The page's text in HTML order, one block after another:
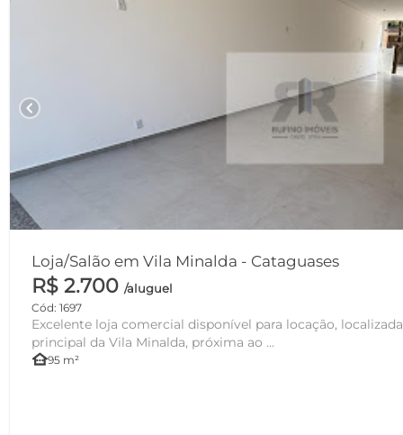
chevron_left
Loja/Salão em Vila Minalda - Cataguases
R$ 2.700 /aluguel
Cód: 1697
Excelente loja comercial disponível para locação,
principal da Vila Minalda, próxima ao ...
other_houses95 m²